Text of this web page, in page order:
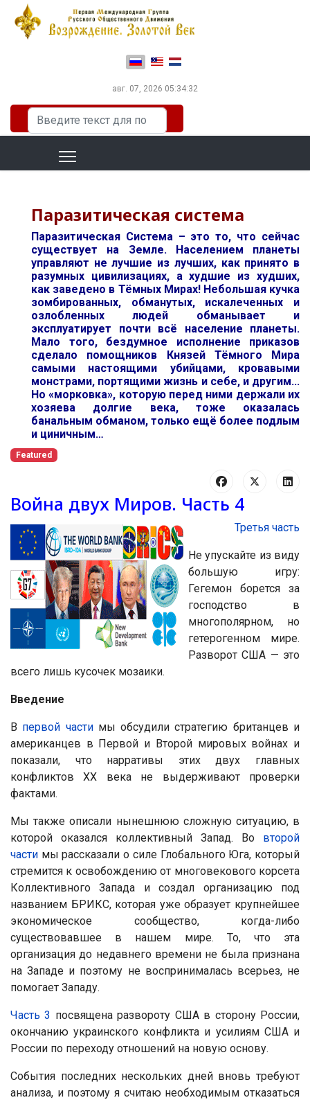
Выберите язык
авг. 07, 2026 05:34:33
Искать...
Паразитическая система
Паразитическая Система – это то, что сейчас
существует на Земле. Населением планеты
управляют не лучшие из лучших, как принято в
разумных цивилизациях, а худшие из худших,
как заведено в Тёмных Мирах! Небольшая кучка
зомбированных, обманутых, искалеченных и
озлобленных людей обманывает и
эксплуатирует почти всё население планеты.
Мало того, бездумное исполнение приказов
сделало помощников Князей Тёмного Мира
самыми настоящими убийцами, кровавыми
монстрами, портящими жизнь и себе, и другим...
Но «морковка», которую перед ними держали их
хозяева долгие века, тоже оказалась
банальным обманом, только ещё более подлым
и циничным…
Featured
Война двух Миров. Часть 4
Третья часть
Не упускайте из виду
большую игру:
Гегемон борется за
господство в
многополярном, но
гетерогенном мире.
Разворот США — это
всего лишь кусочек мозаики.
Введение
В первой частимы обсудили стратегию британцев и
американцев в Первой и Второй мировых войнах и
показали, что нарративы этих двух главных
конфликтов XX века не выдерживают проверки
фактами.
Мы также описали нынешнюю сложную ситуацию, в
которой оказался коллективный Запад. Во второй
части мы рассказали о силе Глобального Юга, который
стремится к освобождению от многовекового корсета
Коллективного Запада и создал организацию под
названием БРИКС, которая уже образует крупнейшее
экономическое сообщество, когда-либо
существовавшее в нашем мире. То, что эта
организация до недавнего времени не была признана
на Западе и поэтому не воспринималась всерьез, не
помогает Западу.
Часть 3 посвящена развороту США в сторону России,
окончанию украинского конфликта и усилиям США и
России по переходу отношений на новую основу.
События последних нескольких дней вновь требуют
анализа, и поэтому я считаю необходимым отказаться